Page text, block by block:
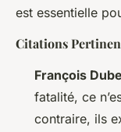
est essentielle
Citations
François
fatalité, ce
contraire, ils